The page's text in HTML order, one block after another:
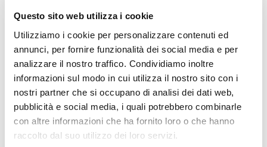
Questo sito web utilizza i cookie
Utilizziamo i cookie per personalizzare contenuti ed
annunci, per fornire funzionalità dei social media e per
analizzare il nostro traffico. Condividiamo inoltre
informazioni sul modo in cui utilizza il nostro sito con i
nostri partner che si occupano di analisi dei dati web,
pubblicità e social media, i quali potrebbero combinarle
con altre informazioni che ha fornito loro o che hanno
raccolto dal suo utilizzo dei loro servizi.
Scopri di più